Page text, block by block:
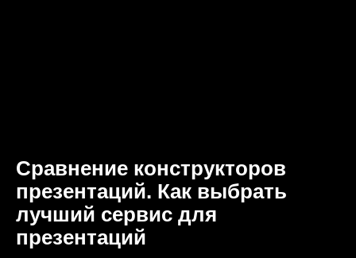
Сравнение конструкторов
презентаций. Как выбрать
лучший сервис для
презентаций